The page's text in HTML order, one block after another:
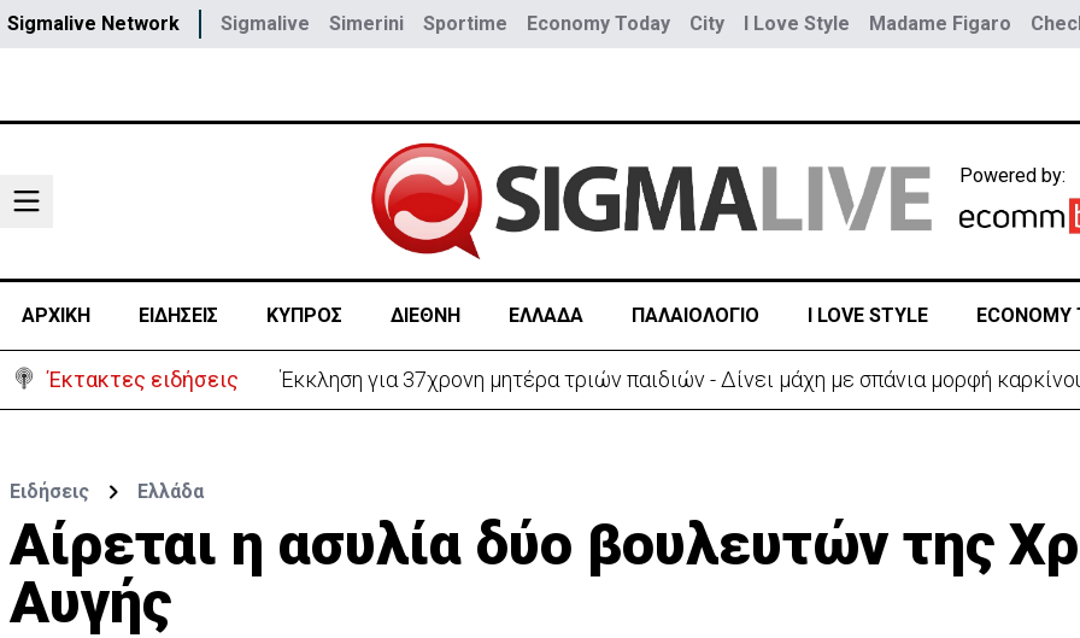
Sigmalive Network Sigmalive Simerini Sportime Economy Today City I Love Style Madame Figaro
Powered by:
ΑΡΧΙΚΗ ΕΙΔΗΣΕΙΣ ΚΥΠΡΟΣ ΔΙΕΘΝΗ ΕΛΛΑΔΑ ΠΑΛΑΙΟΛΟΓΙΟ I LOVE STYLE ECONOMY
Έκτακτες ειδήσεις Έκκληση για 37χρονη μητέρα τριών παιδιών - Δίνει μάχη με σπάνια μορφή
Ειδήσεις Ελλάδα
Αίρεται η ασυλία δύο βουλευτών της
Αυγής